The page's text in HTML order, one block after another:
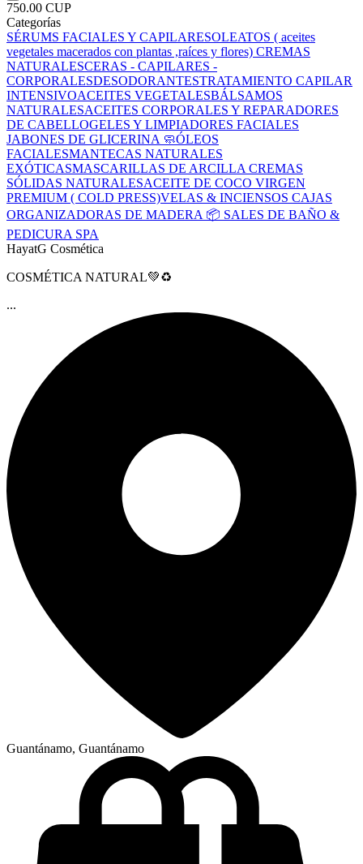
750.00 CUP
Categorías
SÉRUMS FACIALES Y CAPILARESOLEATOS ( aceites
vegetales macerados con plantas ,raíces y flores) CREMAS
NATURALESCERAS - CAPILARES -
CORPORALESDESODORANTESTRATAMIENTO CAPILAR
INTENSIVOACEITES VEGETALESBÁLSAMOS
NATURALESACEITES CORPORALES Y REPARADORES
DE CABELLOGELES Y LIMPIADORES FACIALES
JABONES DE GLICERINA 🧼ÓLEOS
FACIALESMANTECAS NATURALES
EXÓTICASMASCARILLAS DE ARCILLA CREMAS
SÓLIDAS NATURALESACEITE DE COCO VIRGEN
PREMIUM ( COLD PRESS)VELAS & INCIENSOS CAJAS
ORGANIZADORAS DE MADERA 📦 SALES DE BAÑO &
PEDICURA SPA
HayatG Cosmética
COSMÉTICA NATURAL💚♻️
...
Guantánamo, Guantánamo